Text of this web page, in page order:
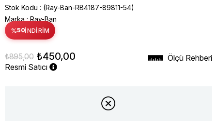
Stok Kodu
(Ray-Ban-RB4187-89811-54)
Marka : Ray-Ban
%50İNDIRIM
₺895,00 ₺450,00
Resmi Satıcı
Ölçü Rehberi